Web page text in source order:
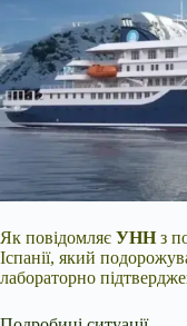
Як повідомляє УННз
Іспанії, який
лабораторно